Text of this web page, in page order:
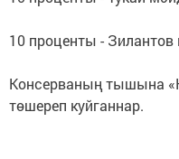
10 проценты -
Консерваның тышына
төшереп куйганнар.